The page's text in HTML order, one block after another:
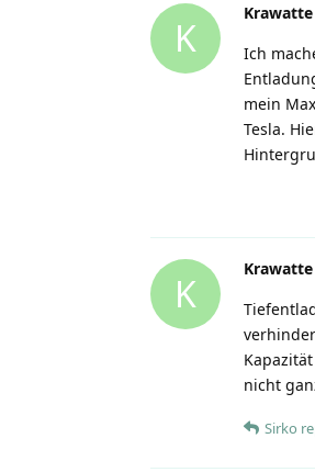
K
Krawatte
Ich
mein
Tesla.
K
Krawatte
nicht
Sirko